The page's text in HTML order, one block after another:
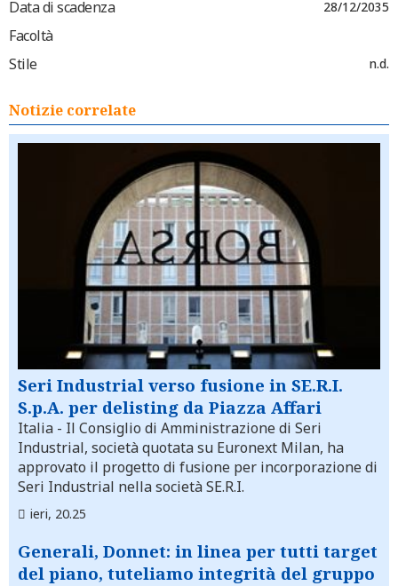
Data di scadenza 28/12/2035
Facoltà
Stile
n.d.
Notizie correlate
Seri Industrial verso fusione in SE.R.I.
S.p.A. per delisting da Piazza Affari
Italia - Il Consiglio di Amministrazione di Seri
Industrial, società quotata su Euronext Milan, ha
approvato il progetto di fusione per incorporazione di
Seri Industrial nella società SE.R.I.
ieri, 20.25
Generali, Donnet: in linea per tutti target
del piano, tuteliamo integrità del gruppo